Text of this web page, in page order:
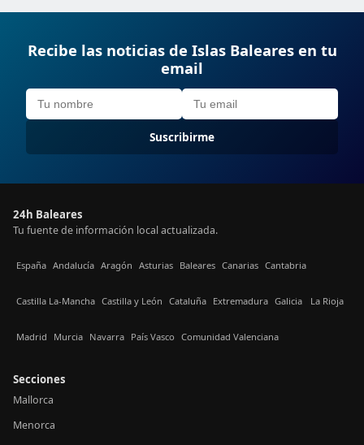
Recibe las noticias de Islas Baleares en tu
email
Suscribirme
24h Baleares
Tu fuente de información local actualizada.
España Andalucía Aragón Asturias Baleares Canarias Cantabria
Castilla La-Mancha Castilla y León Cataluña Extremadura Galicia La Rioja
Madrid Murcia Navarra País Vasco Comunidad Valenciana
Secciones
Mallorca
Menorca